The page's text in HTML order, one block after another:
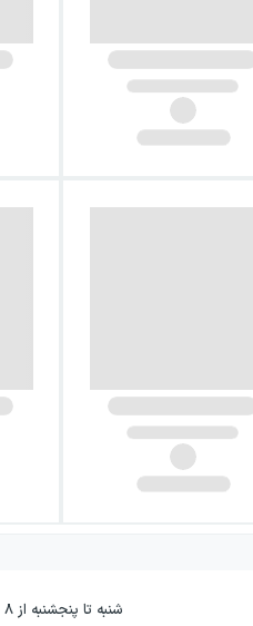
شنبه تا پنجشنبه از ۸ صبح تا ۱۸ عصر بجز روزهای تعطیل